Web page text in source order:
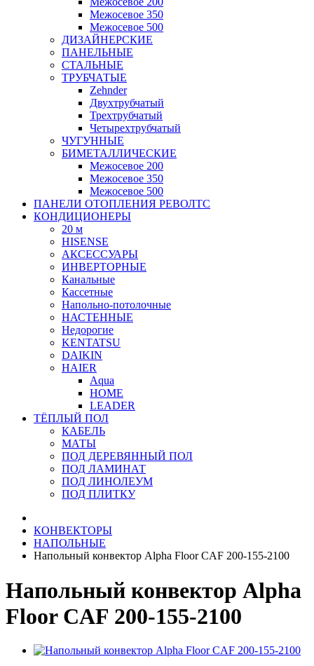
Межосевое 350
Межосевое 500
ДИЗАЙНЕРСКИЕ
ПАНЕЛЬНЫЕ
СТАЛЬНЫЕ
ТРУБЧАТЫЕ
Zehnder
Двухтрубчатый
Трехтрубчатый
Четырехтрубчатый
ЧУГУННЫЕ
БИМЕТАЛЛИЧЕСКИЕ
Межосевое 200
Межосевое 350
Межосевое 500
ПАНЕЛИ ОТОПЛЕНИЯ РЕВОЛТС
КОНДИЦИОНЕРЫ
20 м
HISENSE
АКСЕССУАРЫ
ИНВЕРТОРНЫЕ
Канальные
Кассетные
Напольно-потолочные
НАСТЕННЫЕ
Недорогие
KENTATSU
DAIKIN
HAIER
Aqua
HOME
LEADER
ТЁПЛЫЙ ПОЛ
КАБЕЛЬ
МАТЫ
ПОД ДЕРЕВЯННЫЙ ПОЛ
ПОД ЛАМИНАТ
ПОД ЛИНОЛЕУМ
ПОД ПЛИТКУ
КОНВЕКТОРЫ
НАПОЛЬНЫЕ
Напольный конвектор Alpha Floor CAF 200-155-2100
Напольный конвектор Alpha
Floor CAF 200-155-2100